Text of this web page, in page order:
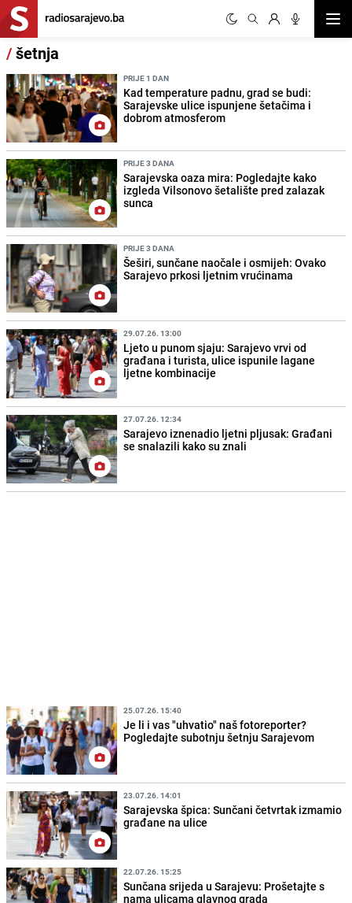
/šetnja
PRIJE 1 DAN
Kad temperature padnu, grad se budi:
Sarajevske ulice ispunjene šetačima i
dobrom atmosferom
PRIJE 3 DANA
Sarajevska oaza mira: Pogledajte kako
izgleda Vilsonovo šetalište pred zalazak
sunca
PRIJE 3 DANA
Šeširi, sunčane naočale i osmijeh: Ovako
Sarajevo prkosi ljetnim vrućinama
29.07.26. 13:00
Ljeto u punom sjaju: Sarajevo vrvi od
građana i turista, ulice ispunile lagane
ljetne kombinacije
27.07.26. 12:34
Sarajevo iznenadio ljetni pljusak: Građani
se snalazili kako su znali
25.07.26. 15:40
Je li i vas "uhvatio" naš fotoreporter?
Pogledajte subotnju šetnju Sarajevom
23.07.26. 14:01
Sarajevska špica: Sunčani četvrtak izmamio
građane na ulice
22.07.26. 15:25
Sunčana srijeda u Sarajevu: Prošetajte s
nama ulicama glavnog grada